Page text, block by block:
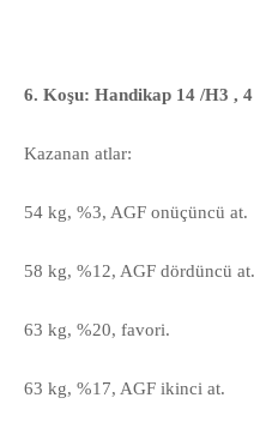
6. Koşu: Handikap 14 /H3 ,
Kazanan atlar:
54 kg, %3, AGF onüçüncü at.
58 kg, %12, AGF dördüncü at.
63 kg, %20, favori.
63 kg, %17, AGF ikinci at.